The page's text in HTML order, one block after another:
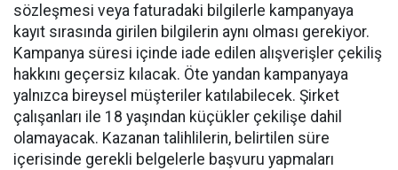
sözleşmesi veya faturadaki bilgilerle kampanyaya
kayıt sırasında girilen bilgilerin aynı olması gerekiyor.
Kampanya süresi içinde iade edilen alışverişler çekiliş
hakkını geçersiz kılacak. Öte yandan kampanyaya
yalnızca bireysel müşteriler katılabilecek. Şirket
çalışanları ile 18 yaşından küçükler çekilişe dahil
olamayacak. Kazanan talihlilerin, belirtilen süre
içerisinde gerekli belgelerle başvuru yapmaları